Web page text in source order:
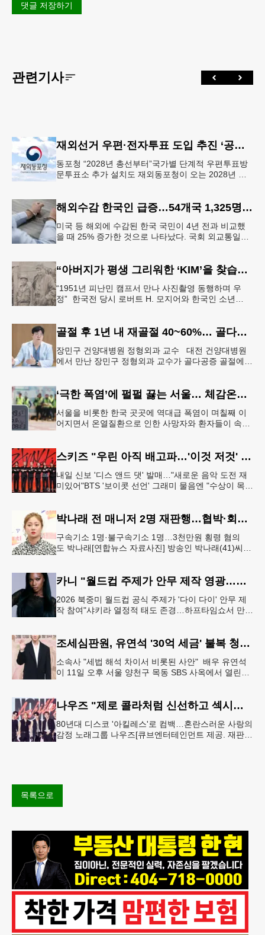
댓글 저장하기
관련기사
재외선거 우편·전자투표 도입 추진 ‘공식화’
동포청 “2028년 총선부터”국가별 단계적 우편투표방
문투표소 추가 설치도 재외동포청이 오는 2028년 재
해외수감 한국인 급증…54개국 1,325명 25%↑
미국 등 해외에 수감된 한국 국민이 4년 전과 비교했
을 때 25% 증가한 것으로 나타났다. 국회 외교통일위
“아버지가 평생 그리워한 ‘KIM’을 찾습니다” 한국전 종군기자의 ‘마지막 소원’
“1951년 피난민 캠프서 만나 사진촬영 동행하며 우
정” 한국전 당시 로버트 H. 모지어와 한국인 소년
골절 후 1년 내 재골절 40~60%… 골다공증 골절 “치료 골든타임은 3개월”
장민구 건양대병원 정형외과 교수 대전 건양대병원
에서 만난 장민구 정형외과 교수가 골다공증 골절에
‘극한 폭염’에 펄펄 끓는 서울… 체감온도 ‘섭씨 49.5도’
서울을 비롯한 한국 곳곳에 역대급 폭염이 며칠째 이
어지면서 온열질환으로 인한 사망자와 환자들이 속출
스키즈 "우린 아직 배고파…'이것 저것' 다 잘하는 자신감 표현"
내일 신보 '디스 앤드 댓' 발매…"새로운 음악 도전 재
미있어"BTS '보이콧 선언' 그래미 물음엔 "수상이 목표
박나래 전 매니저 2명 재판행…협박·회삿돈 횡령 혐의
구속기소 1명·불구속기소 1명…3천만원 횡령 혐의
도 박나래[연합뉴스 자료사진] 방송인 박나래(41)씨를
카니 "월드컵 주제가 안무 제작 영광…춤은 국경 없는 언어"
2026 북중미 월드컵 공식 주제가 '다이 다이' 안무 제
작 참여"샤키라 열정적 태도 존경…하프타임쇼서 만난
조세심판원, 유연석 '30억 세금' 불복 청구 기각
소속사 "세법 해석 차이서 비롯된 사안" 배우 유연석
이 11일 오후 서울 양천구 목동 SBS 사옥에서 열린
나우즈 "제로 콜라처럼 신선하고 섹시하게…이 갈고 준비"
80년대 디스코 '아킬레스'로 컴백…혼란스러운 사랑의
감정 노래그룹 나우즈[큐브엔터테인먼트 제공. 재판매
목록으로